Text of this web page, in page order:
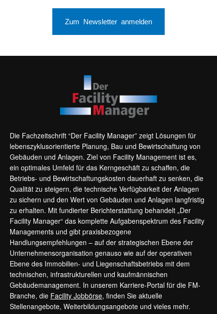
Zum Newsletter anmelden
Die Fachzeitschrift “Der Facility Manager” zeigt Lösungen für
lebenszyklusorientierte Planung, Bau und Bewirtschaftung von
Gebäuden und Anlagen. Ziel von Facility Management ist es,
ein optimales Umfeld für das Kerngeschäft zu schaffen, die
Betriebs- und Bewirtschaftungskosten dauerhaft zu senken, die
Qualität zu steigern, die technische Verfügbarkeit der Anlagen
zu sichern und den Wert von Gebäuden und Anlagen langfristig
zu erhalten. Mit fundierter Berichterstattung behandelt „Der
Facility Manager“ das komplette Aufgabenspektrum des Facility
Managements und gibt praxisbezogene
Handlungsempfehlungen – auf der strategischen Ebene der
Unternehmensorganisation genauso wie auf der operativen
Ebene des Immobilien- und Liegenschaftsbetriebs mit dem
technischen, infrastrukturellen und kaufmännischen
Gebäudemanagement. In unserem Karriere-Portal für die FM-
Branche, die Facility Jobbörse, finden Sie aktuelle
Stellenangebote, Weiterbildungsangebote und vieles mehr.